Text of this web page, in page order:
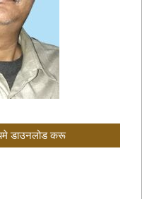
डाउनलोड करू